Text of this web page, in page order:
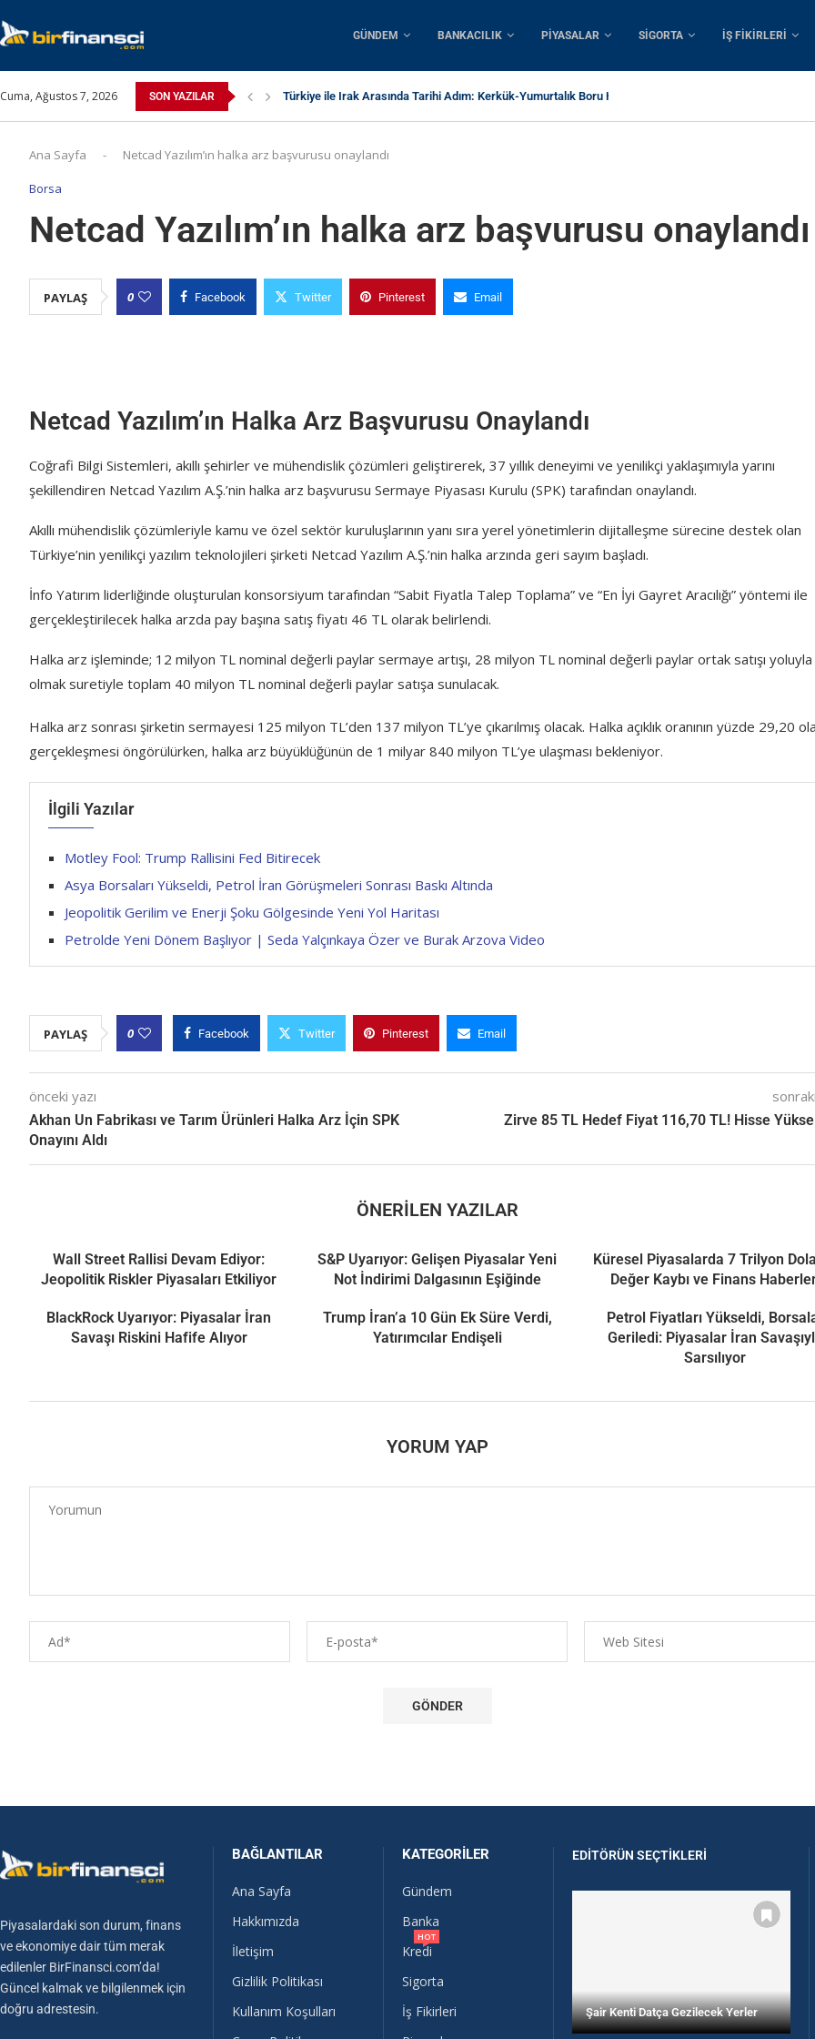
GÜNDEM BANKACILIK PIYASALAR SIGORTA İŞ FIKIRLERI
Cuma, Ağustos 7, 2026 SON YAZILAR Türkiye ile Irak Arasında Tarihi Adım: Kerkük-Yumurtalık Boru Hattı İçin 1...
Ana Sayfa - Netcad Yazılım’ın halka arz başvurusu onaylandı
Borsa
Netcad Yazılım’ın halka arz başvurusu onaylandı
PAYLAŞ 0 Facebook Twitter Pinterest Email
Netcad Yazılım’ın Halka Arz Başvurusu Onaylandı
Coğrafi Bilgi Sistemleri, akıllı şehirler ve mühendislik çözümleri geliştirerek, 37 yıllık deneyimi ve yenilikçi yaklaşımıyla yarını
şekillendiren Netcad Yazılım A.Ş.’nin halka arz başvurusu Sermaye Piyasası Kurulu (SPK) tarafından onaylandı.
Akıllı mühendislik çözümleriyle kamu ve özel sektör kuruluşlarının yanı sıra yerel yönetimlerin dijitalleşme sürecine destek olan
Türkiye’nin yenilikçi yazılım teknolojileri şirketi Netcad Yazılım A.Ş.’nin halka arzında geri sayım başladı.
İnfo Yatırım liderliğinde oluşturulan konsorsiyum tarafından “Sabit Fiyatla Talep Toplama” ve “En İyi Gayret Aracılığı” yöntemi ile
gerçekleştirilecek halka arzda pay başına satış fiyatı 46 TL olarak belirlendi.
Halka arz işleminde; 12 milyon TL nominal değerli paylar sermaye artışı, 28 milyon TL nominal değerli paylar ortak satışı yoluyla
olmak suretiyle toplam 40 milyon TL nominal değerli paylar satışa sunulacak.
Halka arz sonrası şirketin sermayesi 125 milyon TL’den 137 milyon TL’ye çıkarılmış olacak. Halka açıklık oranının yüzde 29,20
gerçekleşmesi öngörülürken, halka arz büyüklüğünün de 1 milyar 840 milyon TL’ye ulaşması bekleniyor.
İlgili Yazılar
Motley Fool: Trump Rallisini Fed Bitirecek
Asya Borsaları Yükseldi, Petrol İran Görüşmeleri Sonrası Baskı Altında
Jeopolitik Gerilim ve Enerji Şoku Gölgesinde Yeni Yol Haritası
Petrolde Yeni Dönem Başlıyor | Seda Yalçınkaya Özer ve Burak Arzova Video
PAYLAŞ 0 Facebook Twitter Pinterest Email
önceki yazı
Akhan Un Fabrikası ve Tarım Ürünleri Halka Arz İçin SPK
Onayını Aldı
Zirve 85 TL Hedef Fiyat 116,70 TL! Hisse
ÖNERILEN YAZILAR
Wall Street Rallisi Devam Ediyor:
Jeopolitik Riskler Piyasaları Etkiliyor
S&P Uyarıyor: Gelişen Piyasalar Yeni
Not İndirimi Dalgasının Eşiğinde
Küresel Piyasalarda 7 Trilyon
Değer Kaybı ve Finans
BlackRock Uyarıyor: Piyasalar İran
Savaşı Riskini Hafife Alıyor
Trump İran’a 10 Gün Ek Süre Verdi,
Yatırımcılar Endişeli
Petrol Fiyatları Yükseldi,
Geriledi: Piyasalar İran
Sarsılıyor
YORUM YAP
Piyasalardaki son durum, finans
ve ekonomiye dair tüm merak
edilenler BirFinansci.com’da!
Güncel kalmak ve bilgilenmek için
doğru adrestesin.
BAĞLANTILAR
Ana Sayfa
Hakkımızda
İletişim
Gizlilik Politikası
Kullanım Koşulları
KATEGORILER
Gündem
Banka
Kredi
HOT
Sigorta
İş Fikirleri
EDITÖRÜN SEÇTIKLERI
Şair Kenti Datça Gezilecek Yerler